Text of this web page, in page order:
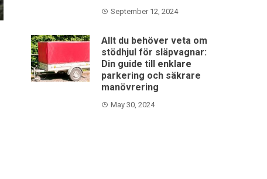
September 12, 2024
Allt du behöver veta om
stödhjul för släpvagnar:
Din guide till enklare
parkering och säkrare
manövrering
May 30, 2024